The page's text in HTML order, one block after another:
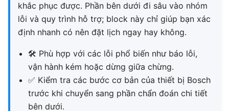
khắc phục được. Phần bên dưới đi sâu vào nhóm
lỗi và quy trình hỗ trợ; block này chỉ giúp bạn xác
định nhanh có nên đặt lịch ngay hay không.
🛠 Phù hợp với các lỗi phổ biến như báo lỗi,
vận hành kém hoặc dừng giữa chừng.
✅ Kiểm tra các bước cơ bản của thiết bị Bosch
trước khi chuyển sang phần chẩn đoán chi tiết
bên dưới.